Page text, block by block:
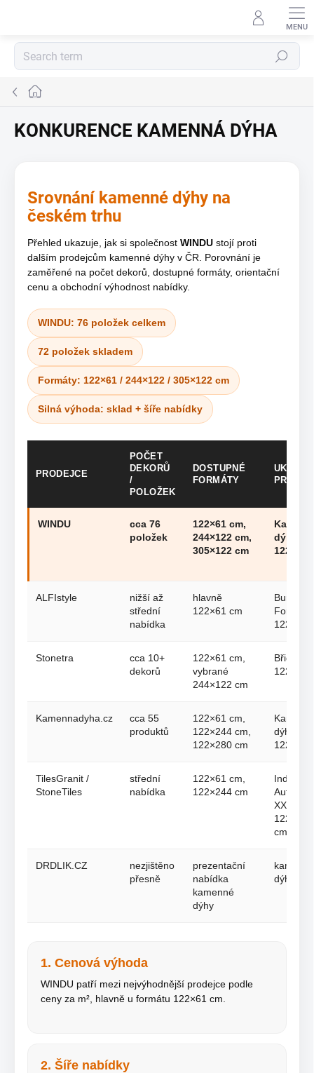
Search
Home
KONKURENCE KAMENNÁ DÝHA
Srovnání kamenné dýhy na
českém trhu
Přehled ukazuje, jak si společnost WINDU stojí proti
dalším prodejcům kamenné dýhy v ČR. Porovnání je
zaměřené na počet dekorů, dostupné formáty, orientační
cenu a obchodní výhodnost nabídky.
WINDU: 76 položek celkem
72 položek skladem
Formáty: 122×61 / 244×122 / 305×122 cm
Silná výhoda: sklad + šíře nabídky
PRODEJCE
POČET
DEKORŮ
/
POLOŽEK
DOSTUPNÉ
FORMÁTY
WINDU
cca 76
položek
122×61 cm,
244×122 cm,
305×122 cm
dýha
122×61
ALFIstyle
nižší až
střední
nabídka
hlavně
122×61 cm
Burning
Forest
122×61
Stonetra
cca 10+
dekorů
122×61 cm,
vybrané
244×122 cm
Břidlice
122×61
Kamennadyha.cz
cca 55
produktů
122×61 cm,
122×244 cm,
122×280 cm
dýha
122×61
TilesGranit /
StoneTiles
střední
nabídka
122×61 cm,
122×244 cm
Indian
Autumn
XXL
122×244
cm
DRDLIK.CZ
nezjištěno
přesně
prezentační
nabídka
kamenné
dýhy
dýha
1. Cenová výhoda
WINDU patří mezi nejvýhodnější prodejce podle
ceny za m², hlavně u formátu 122×61 cm.
2. Šíře nabídky